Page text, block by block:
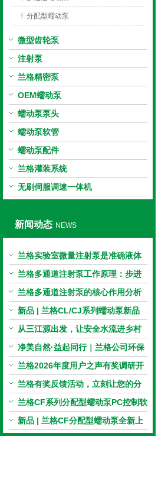
分配型蠕动泵
微型齿轮泵
注射泵
兰格精密泵
OEM蠕动泵
蠕动泵泵头
蠕动泵软管
蠕动泵配件
兰格灌装系统
无刷伺服调速一体机
新闻动态 NEWS
兰格实验室微量注射泵是准确液体
输送的科学工具
兰格多通道注射泵工作原理：步进
电机与机械传动的协同
兰格多通道注射泵的核心作用分析
新品 | 兰格CL/CJ系列蠕动泵新品
上市，小巧机身，大有可为！
从三江源出发，让安全水流进乡村
校园 | 兰格×吾水高原公益行
净美自然·益起同行｜兰格公司环保
捡拾公益活动圆满举行
兰格2026年度用户之声有奖调研开
启，京东E卡免费送！
兰格有奖反馈活动，立刻让您的分
享变成惊喜！
兰格CF系列分配型蠕动泵PC控制软
件免费版发布！即日起，通过即可
下载！
新品 | 兰格CF分配型蠕动泵全新上
市，智控每一滴！